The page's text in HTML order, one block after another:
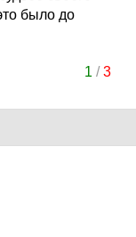
было до
1 /3